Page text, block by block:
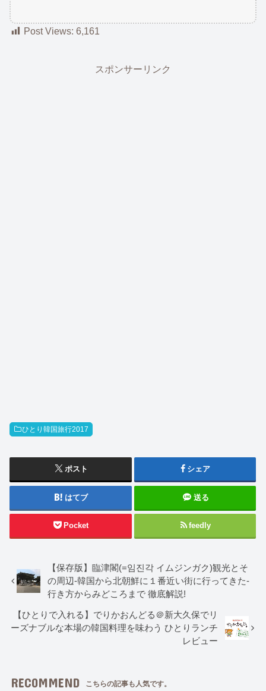
Post Views: 6,161
スポンサーリンク
ひとり韓国旅行2017
ポスト シェア
はてブ 送る
Pocket feedly
【保存版】臨津閣(=임진각 イムジンガク)観光とそ
の周辺-韓国から北朝鮮に１番近い街に行ってきた-
行き方からみどころまで 徹底解説!
【ひとりで入れる】でりかおんどる＠新大久保でリ
ーズナブルな本場の韓国料理を味わう ひとりランチ
レビュー
RECOMMEND こちらの記事も人気です。